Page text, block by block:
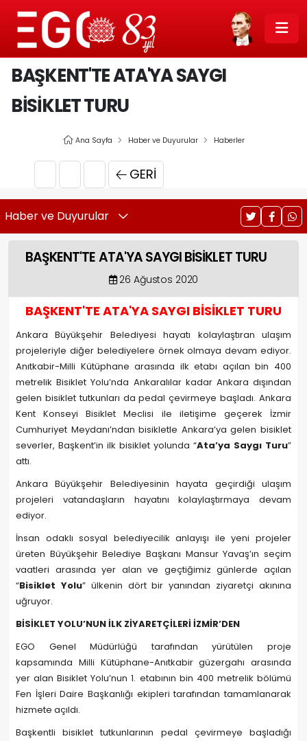
BAŞKENT'TE ATA'YA SAYGI
BİSİKLET TURU
Ana Sayfa Haber ve Duyurular Haberler
GERI
Haber ve Duyurular
BAŞKENT'TE ATA'YA SAYGI BİSİKLET TURU
26 Ağustos 2020
BAŞKENT'TE ATA'YA SAYGI BİSİKLET TURU
Ankara Büyükşehir Belediyesi hayatı kolaylaştıran ulaşım
projeleriyle diğer belediyelere örnek olmaya devam ediyor.
Anıtkabir-Milli Kütüphane arasında ilk etabı açılan bin 400
metrelik Bisiklet Yolu’nda Ankaralılar kadar Ankara dışından
gelen bisiklet tutkunları da pedal çevirmeye başladı. Ankara
Kent Konseyi Bisiklet Meclisi ile iletişime geçerek İzmir
Cumhuriyet Meydanı’ndan bisikletle Ankara’ya gelen bisiklet
severler, Başkent’in ilk bisiklet yolunda “Ata’ya Saygı Turu”
attı.
Ankara Büyükşehir Belediyesinin hayata geçirdiği ulaşım
projeleri vatandaşların hayatını kolaylaştırmaya devam
ediyor.
İnsan odaklı sosyal belediyecilik anlayışı ile yeni projeler
üreten Büyükşehir Belediye Başkanı Mansur Yavaş’ın seçim
vaatleri arasında yer alan ve geçtiğimiz günlerde açılan
“Bisiklet Yolu” ülkenin dört bir yanından ziyaretçi akınına
uğruyor.
BİSİKLET YOLU’NUN İLK ZİYARETÇİLERİ İZMİR’DEN
EGO Genel Müdürlüğü tarafından yürütülen proje
kapsamında Milli Kütüphane-Anıtkabir güzergahı arasında
yer alan Bisiklet Yolu’nun 1. etabının bin 400 metrelik bölümü
Fen İşleri Daire Başkanlığı ekipleri tarafından tamamlanarak
hizmete açıldı.
Başkentli bisiklet tutkunlarının pedal çevirmeye başladığı